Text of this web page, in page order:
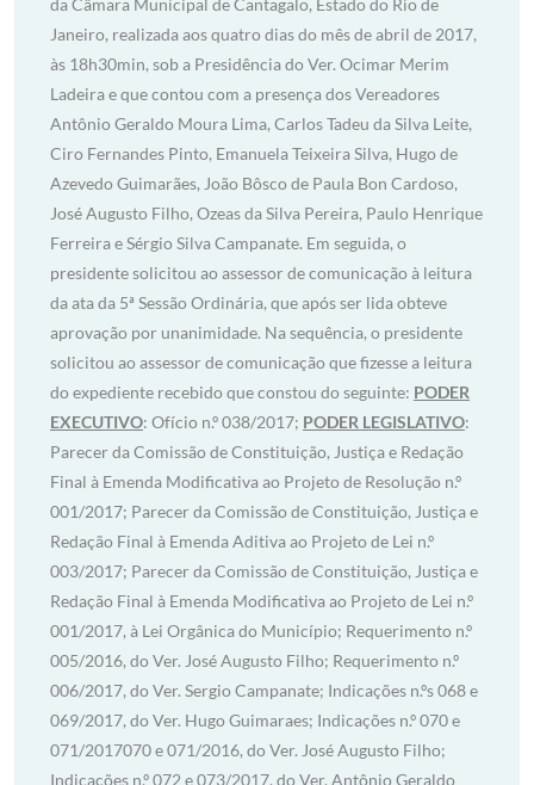
Janeiro, realizada aos quatro dias do mês de abril de 2017,
às 18h30min, sob a Presidência do Ver. Ocimar Merim
Ladeira e que contou com a presença dos Vereadores
Antônio Geraldo Moura Lima, Carlos Tadeu da Silva Leite,
Ciro Fernandes Pinto, Emanuela Teixeira Silva, Hugo de
Azevedo Guimarães, João Bôsco de Paula Bon Cardoso,
José Augusto Filho, Ozeas da Silva Pereira, Paulo Henrique
Ferreira e Sérgio Silva Campanate. Em seguida, o
presidente solicitou ao assessor de comunicação à leitura
da ata da 5ª Sessão Ordinária, que após ser lida obteve
aprovação por unanimidade. Na sequência, o presidente
solicitou ao assessor de comunicação que fizesse a leitura
do expediente recebido que constou do seguinte: PODER
EXECUTIVO: Ofício n.º 038/2017; PODER LEGISLATIVO:
Parecer da Comissão de Constituição, Justiça e Redação
Final à Emenda Modificativa ao Projeto de Resolução n.º
001/2017; Parecer da Comissão de Constituição, Justiça e
Redação Final à Emenda Aditiva ao Projeto de Lei n.º
003/2017; Parecer da Comissão de Constituição, Justiça e
Redação Final à Emenda Modificativa ao Projeto de Lei n.º
001/2017, à Lei Orgânica do Município; Requerimento n.º
005/2016, do Ver. José Augusto Filho; Requerimento n.º
006/2017, do Ver. Sergio Campanate; Indicações n.ºs 068 e
069/2017, do Ver. Hugo Guimaraes; Indicações n.º 070 e
071/2017070 e 071/2016, do Ver. José Augusto Filho;
Indicações n.º 072 e 073/2017, do Ver. Antônio Geraldo